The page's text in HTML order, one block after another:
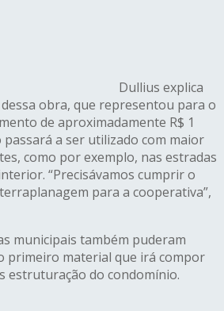
Dullius explica
obra, que representou para o
de aproximadamente R$ 1
a ser utilizado com maior
como por exemplo, nas estradas
“Precisávamos cumprir o
para a cooperativa”,
municipais também puderam
primeiro material que irá compor
estruturação do condomínio.